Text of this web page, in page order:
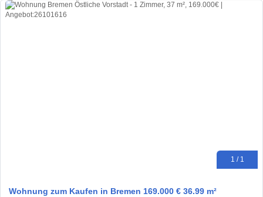
1 / 1
Wohnung zum Kaufen in Bremen 169.000 € 36.99 m²